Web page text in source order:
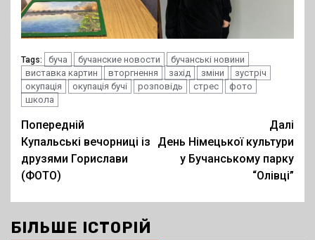
Tags: буча бучанские новости
бучанські новини
виставка картин
вторгнення захід зміни
зустріч
окупація
окупація бучі розповідь стрес
фото
школа
Post
navigation
Попередній
Купальські вечорниці із
друзями Горислави
(ФОТО)
Далі
День Німецької культури
у Бучанському парку
“Олівці”
БІЛЬШЕ ІСТОРІЙ